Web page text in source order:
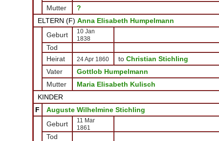
Mutter
?
ELTERN (F) Anna Elisabeth Humpelmann
Geburt
10 Jan
1838
Tod
Heirat
24 Apr 1860 to Christian Stichling
Vater
Gottlob Humpelmann
Mutter
Maria Elisabeth Kulisch
KINDER
F
Auguste Wilhelmine Stichling
Geburt
11 Mar
1861
Tod